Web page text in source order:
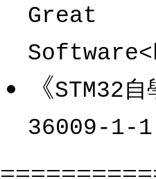
Great
《STM32
36009-1-